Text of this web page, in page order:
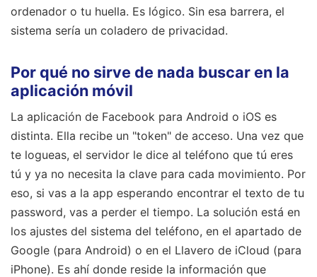
ordenador o tu huella. Es lógico. Sin esa barrera, el
sistema sería un coladero de privacidad.
Por qué no sirve de nada buscar en la
aplicación móvil
La aplicación de Facebook para Android o iOS es
distinta. Ella recibe un "token" de acceso. Una vez que
te logueas, el servidor le dice al teléfono que tú eres
tú y ya no necesita la clave para cada movimiento. Por
eso, si vas a la app esperando encontrar el texto de tu
password, vas a perder el tiempo. La solución está en
los ajustes del sistema del teléfono, en el apartado de
Google (para Android) o en el Llavero de iCloud (para
iPhone). Es ahí donde reside la información que